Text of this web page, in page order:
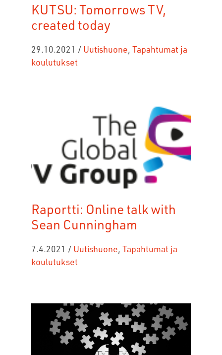
KUTSU: Tomorrows TV,
created today
29.10.2021 / Uutishuone, Tapahtumat ja
koulutukset
Raportti: Online talk with
Sean Cunningham
7.4.2021 / Uutishuone, Tapahtumat ja
koulutukset